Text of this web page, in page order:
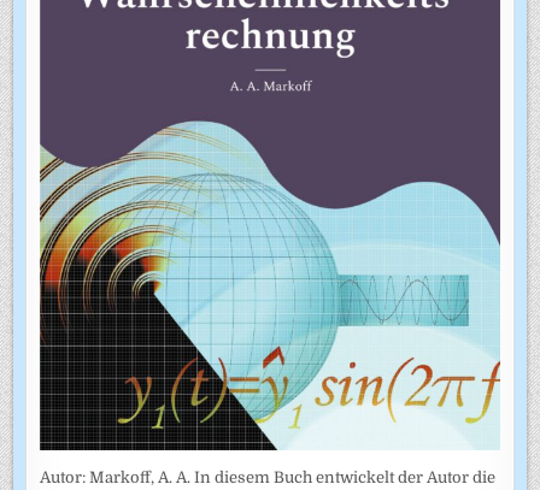
Autor: Markoff, A. A. In diesem Buch entwickelt der Autor die